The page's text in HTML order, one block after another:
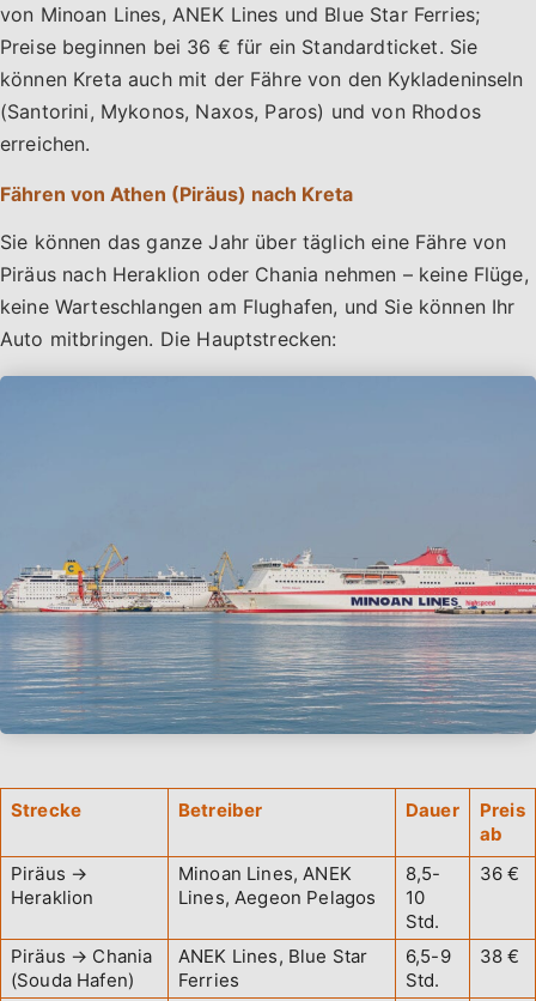
von Minoan Lines, ANEK Lines und Blue Star Ferries;
Preise beginnen bei 36 € für ein Standardticket. Sie
können Kreta auch mit der Fähre von den Kykladeninseln
(Santorini, Mykonos, Naxos, Paros) und von Rhodos
erreichen.
Fähren von Athen (Piräus) nach Kreta
Sie können das ganze Jahr über täglich eine Fähre von
Piräus nach Heraklion oder Chania nehmen – keine Flüge,
keine Warteschlangen am Flughafen, und Sie können Ihr
Auto mitbringen. Die Hauptstrecken:
Strecke Betreiber Dauer
Preis
ab
Piräus →
Heraklion
Minoan Lines, ANEK
Lines, Aegeon Pelagos
8,5-
10
Std.
36 €
Piräus → Chania
(Souda Hafen)
ANEK Lines, Blue Star
Ferries
6,5-9
Std.
38 €